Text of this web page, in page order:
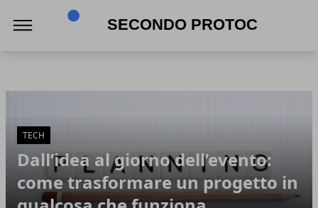
TECH
Dall’idea al giorno dell’evento:
come trasformare un progetto in